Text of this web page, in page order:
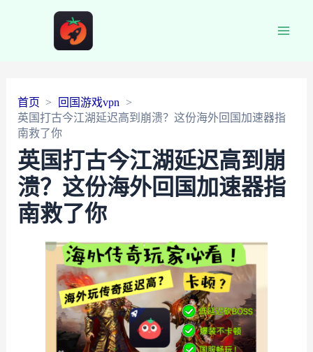
首页
回国游戏vpn
英国打古今江湖延迟高到崩溃？这份海外回国加速器指
南救了你
英国打古今江湖延迟高到崩
溃？这份海外回国加速器指
南救了你